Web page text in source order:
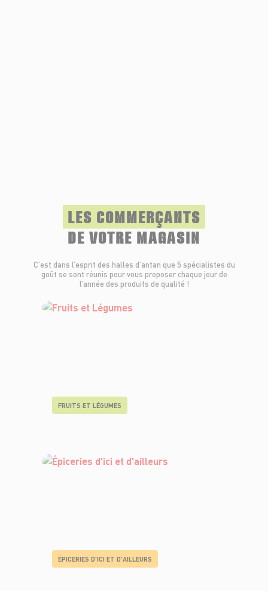
LES COMMERÇANTS
DE VOTRE MAGASIN
C’est dans l’esprit des halles d’antan que 5 spécialistes du
goût se sont réunis pour vous proposer chaque jour de
l’année des produits de qualité !
FRUITS ET LÉGUMES
ÉPICERIES D'ICI ET D'AILLEURS